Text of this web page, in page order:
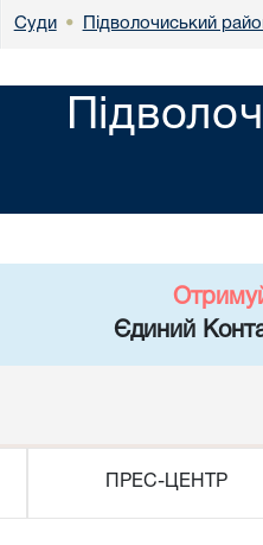
Суди • Підволочиський
Єдиний
ПРЕС-ЦЕНТР